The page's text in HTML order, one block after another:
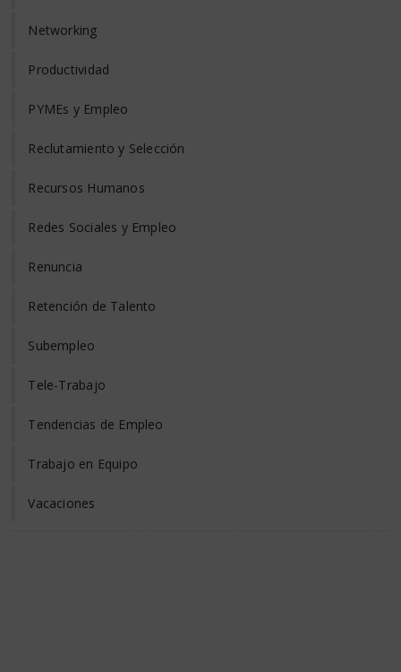
Networking
Productividad
PYMEs y Empleo
Reclutamiento y Selección
Recursos Humanos
Redes Sociales y Empleo
Renuncia
Retención de Talento
Subempleo
Tele-Trabajo
Tendencias de Empleo
Trabajo en Equipo
Vacaciones